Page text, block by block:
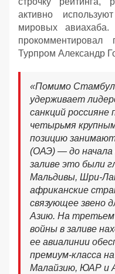
активно
мировых авиахаба.
прокомментировал
Турпром Александр
«Помимо
удерживает
санкций
четырьмя
позицию
(ОАЭ) — до начала
заливе это были
Мальдивы, Шри-
африканские
связующее звено
Азию. На
войны в заливе
ее авиалинии
премиум-класса
Малайзию, ЮАР и